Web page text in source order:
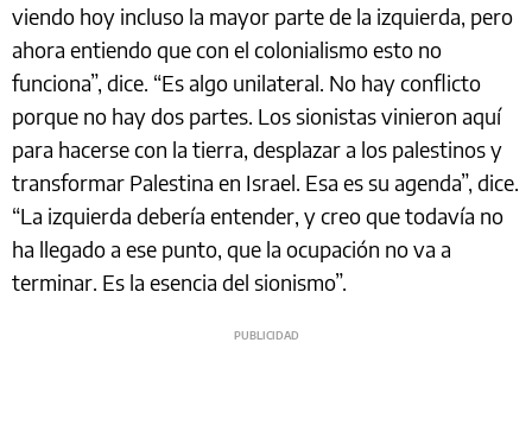
viendo hoy incluso la mayor parte de la izquierda, pero
ahora entiendo que con el colonialismo esto no
funciona”, dice. “Es algo unilateral. No hay conflicto
porque no hay dos partes. Los sionistas vinieron aquí
para hacerse con la tierra, desplazar a los palestinos y
transformar Palestina en Israel. Esa es su agenda”, dice.
“La izquierda debería entender, y creo que todavía no
ha llegado a ese punto, que la ocupación no va a
terminar. Es la esencia del sionismo”.